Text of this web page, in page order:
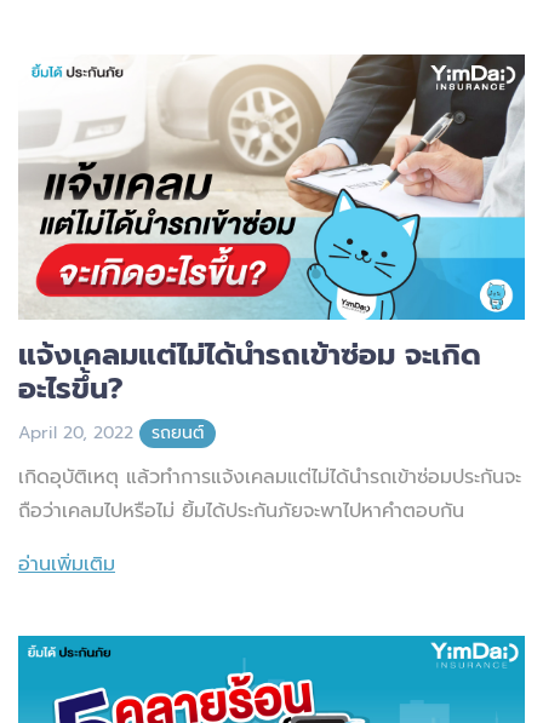
แจ้งเคลมแต่ไม่ได้นำรถเข้าซ่อม จะเกิด
อะไรขึ้น?
April 20, 2022 รถยนต์
เกิดอุบัติเหตุ แล้วทำการแจ้งเคลมแต่ไม่ได้นำรถเข้าซ่อมประกันจะ
ถือว่าเคลมไปหรือไม่ ยิ้มได้ประกันภัยจะพาไปหาคำตอบกัน
อ่านเพิ่มเติม